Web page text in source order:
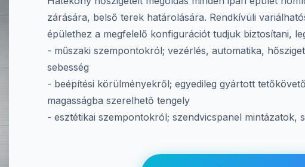
zárására, belső terek határolására. Rendkívüli
épülethez a megfelelő konfigurációt tudjuk biztosítani,
- műszaki szempontokról; vezérlés, automatika,
sebesség
- beépítési körülményekről; egyedileg gyártott
magasságba szerelhető tengely